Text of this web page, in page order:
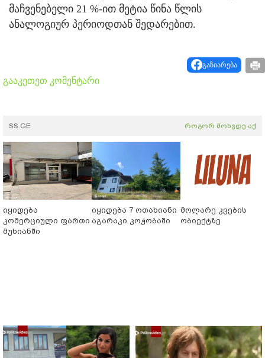
მაჩვენებელი 21 %-ით მეტია წინა წლის
ანალოგიურ პერიოდთან შედარებით.
გაზიარება
გააკეთეთ კომენტარი
SS.GE როგორ მოხვდე აქ
იყიდება
კომერციული ფართი
მუხიანში
იყიდება 7 ოთახიანი
აგარაკი კოჭობაში
მოლარე კვების
ობიექტზე